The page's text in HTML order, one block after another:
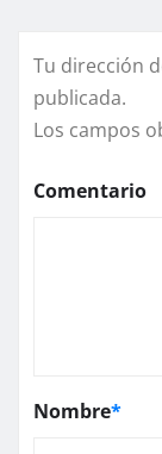
Tu dirección
publicada.
Los campos
Comentario
Nombre*